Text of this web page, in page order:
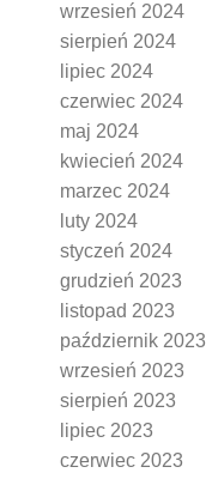
wrzesień 2024
sierpień 2024
lipiec 2024
czerwiec 2024
maj 2024
kwiecień 2024
marzec 2024
luty 2024
styczeń 2024
grudzień 2023
listopad 2023
październik 2023
wrzesień 2023
sierpień 2023
lipiec 2023
czerwiec 2023